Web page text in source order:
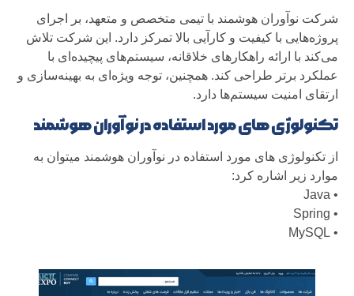
شرکت نوآوران هوشمند با تیمی متخصص و متعهد، بر اجرای
پروژه‌هایی با کیفیت و کارآیی بالا تمرکز دارد. این شرکت تلاش
می‌کند با ارائه راهکارهای خلاقانه، سیستم‌های پیچیده‌ای با
عملکرد برتر طراحی کند. همچنین، توجه ویژه‌ای به بهینه‌سازی و
ارتقای امنیت سیستم‌ها دارد.
تکنولوژی های مورد استفاده در نوآوران هوشمند
از تکنولوژی های مورد استفاده در نوآوران هوشمند میتوان به
موارد زیر اشاره کرد:
• Java
• Spring
• MySQL